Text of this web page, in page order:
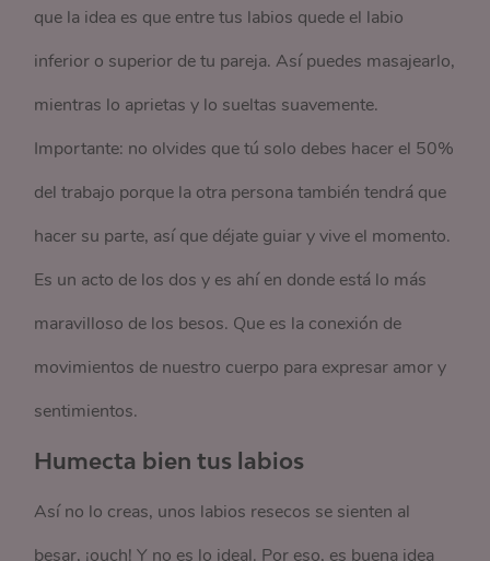
que la idea es que entre tus labios quede el labio
inferior o superior de tu pareja. Así puedes masajearlo,
mientras lo aprietas y lo sueltas suavemente.
Importante: no olvides que tú solo debes hacer el 50%
del trabajo porque la otra persona también tendrá que
hacer su parte, así que déjate guiar y vive el momento.
Es un acto de los dos y es ahí en donde está lo más
maravilloso de los besos. Que es la conexión de
movimientos de nuestro cuerpo para expresar amor y
sentimientos.
Humecta bien tus labios
Así no lo creas, unos labios resecos se sienten al
besar, ¡ouch! Y no es lo ideal. Por eso, es buena idea